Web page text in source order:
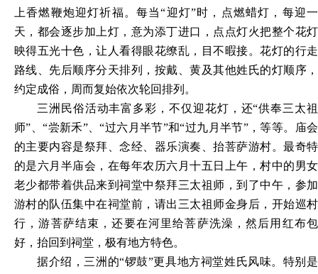
上香燃鞭炮迎灯祈福。每当“迎灯”时，点燃蜡灯，每迎一
天，都会逐步加上灯，意为添丁进口，点点灯火把整个花灯
映得五光十色，让人看得眼花缭乱，目不暇接。花灯的行走
路线、先后顺序分天排列，按戴、黄及其他姓氏的灯顺序，
约定成俗，周而复始依次轮回排列。
三洲民俗活动丰富多彩，不仅迎花灯，还“供奉三太祖
师”、“尝新禾”、“过六月半节”和“过九月半节”，等等。庙会
的主要内容是祭拜、念经、器乐演奏、抬菩萨游村。最奇特
的是六月半庙会，在每年农历六月十五日上午，村中的男女
老少都带着供品来到祠堂中祭拜三太祖师，到了中午，参加
游村的队伍集中在祠堂前，请出三太祖师金身后，开始巡村
行，游菩萨结束，还要在河里给菩萨洗澡，然后用红布包
好，抬回到祠堂，极有地方特色。
据介绍，三洲的“锣鼓”更具地方祠堂姓氏风味。特别是